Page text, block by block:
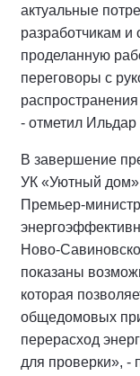
актуальные
разработчикам и
проделанную
переговоры с
- отметил Ильдар
В завершение
УК «Уютный
Премьер-
Ново-
показаны
которая
общедомовых
перерасход
для проверки», -